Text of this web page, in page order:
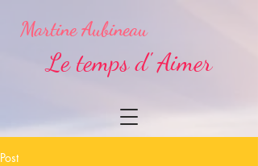
Martine Aubineau
Le temps d' Aimer
Post